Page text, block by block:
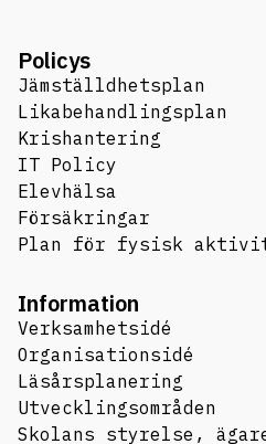
Policys
Jämställdhetsplan
Likabehandlingsplan
Krishantering
IT Policy
Elevhälsa
Försäkringar
Plan för fysisk
Information
Verksamhetsidé
Organisationsidé
Läsårsplanering
Utvecklingsområden
Skolans styrelse,